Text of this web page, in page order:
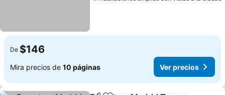
De $146
Mira precios de 10 páginas Ver precios